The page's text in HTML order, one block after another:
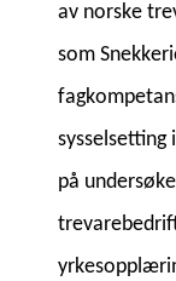
av norske
som
sysselsetting
på